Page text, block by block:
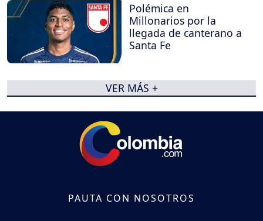
Polémica en
Millonarios por la
llegada de canterano a
Santa Fe
VER MÁS +
PAUTA CON NOSOTROS